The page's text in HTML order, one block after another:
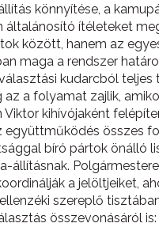
könnyítése, a
ítéleteket
között, hanem az
maga a rendszer
kudarcból
a folyamat zajlik,
kihívójaként
összes
bíró pártok önálló
a jelöltjeiket,
szereplő
összevonásáról